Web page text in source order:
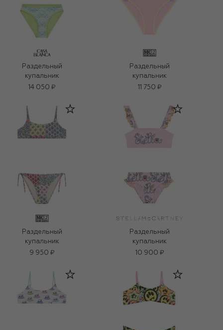
Раздельный
купальник
14 050 ₽
Раздельный
купальник
11 750 ₽
Раздельный
купальник
9 950 ₽
Раздельный
купальник
10 900 ₽